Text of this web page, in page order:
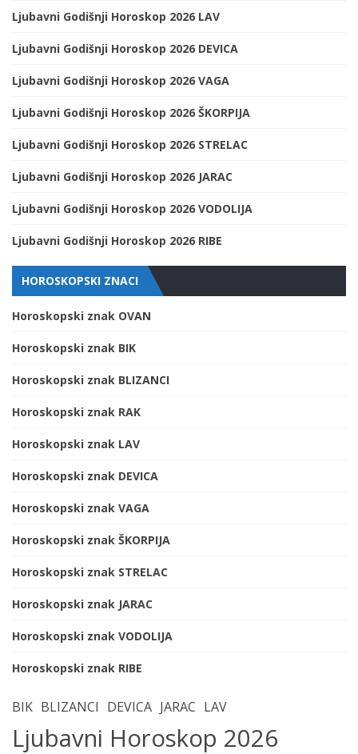
Ljubavni Godišnji Horoskop 2026 LAV
Ljubavni Godišnji Horoskop 2026 DEVICA
Ljubavni Godišnji Horoskop 2026 VAGA
Ljubavni Godišnji Horoskop 2026 ŠKORPIJA
Ljubavni Godišnji Horoskop 2026 STRELAC
Ljubavni Godišnji Horoskop 2026 JARAC
Ljubavni Godišnji Horoskop 2026 VODOLIJA
Ljubavni Godišnji Horoskop 2026 RIBE
HOROSKOPSKI ZNACI
Horoskopski znak OVAN
Horoskopski znak BIK
Horoskopski znak BLIZANCI
Horoskopski znak RAK
Horoskopski znak LAV
Horoskopski znak DEVICA
Horoskopski znak VAGA
Horoskopski znak ŠKORPIJA
Horoskopski znak STRELAC
Horoskopski znak JARAC
Horoskopski znak VODOLIJA
Horoskopski znak RIBE
BIK BLIZANCI DEVICA JARAC LAV
Ljubavni Horoskop 2026